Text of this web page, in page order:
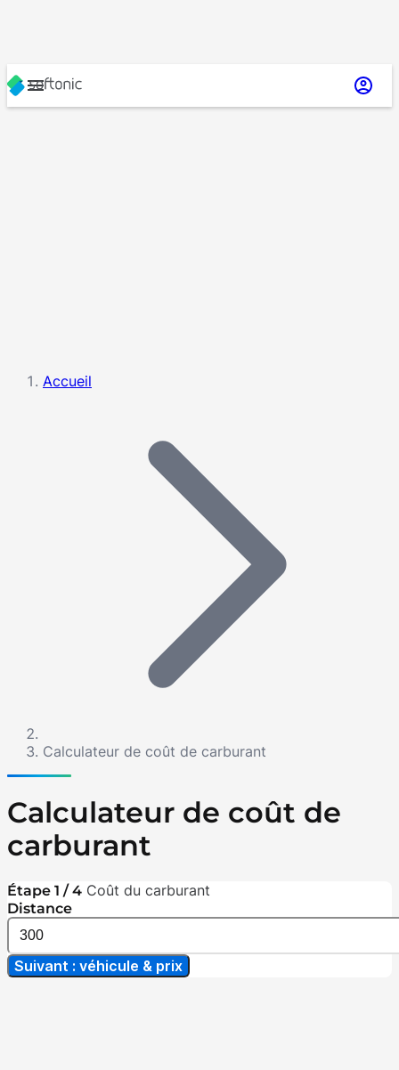
Accueil
Calculateur de coût de carburant
Calculateur de coût de
carburant
Étape 1 / 4 Coût du carburant
Distance
Suivant : véhicule & prix